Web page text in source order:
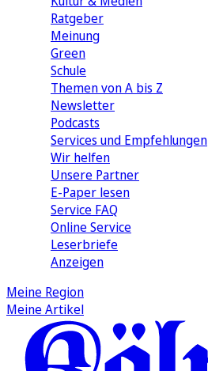
Ratgeber
Meinung
Green
Schule
Themen von A bis Z
Newsletter
Podcasts
Services und Empfehlungen
Wir helfen
Unsere Partner
E-Paper lesen
Service FAQ
Online Service
Leserbriefe
Anzeigen
Meine Region
Meine Artikel